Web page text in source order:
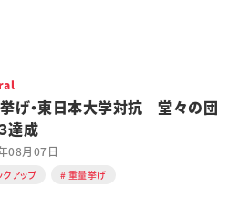
げ・東日本大学対抗 堂々の団
達成
08月07日
クアップ 重量挙げ